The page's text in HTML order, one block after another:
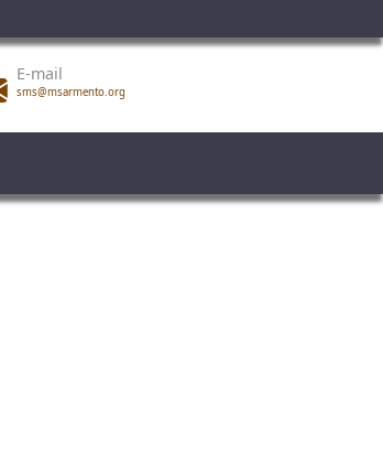
E-mail
sms@msarmento.org